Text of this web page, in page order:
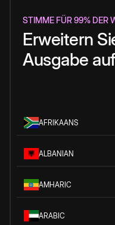
STIMME FÜR 99% DER
Erweitern
Ausgabe
AFRIKAANS
ALBANIAN
AMHARIC
ARABIC